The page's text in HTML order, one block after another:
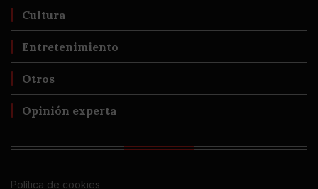
Cultura
Entretenimiento
Otros
Opinión experta
Política de cookies